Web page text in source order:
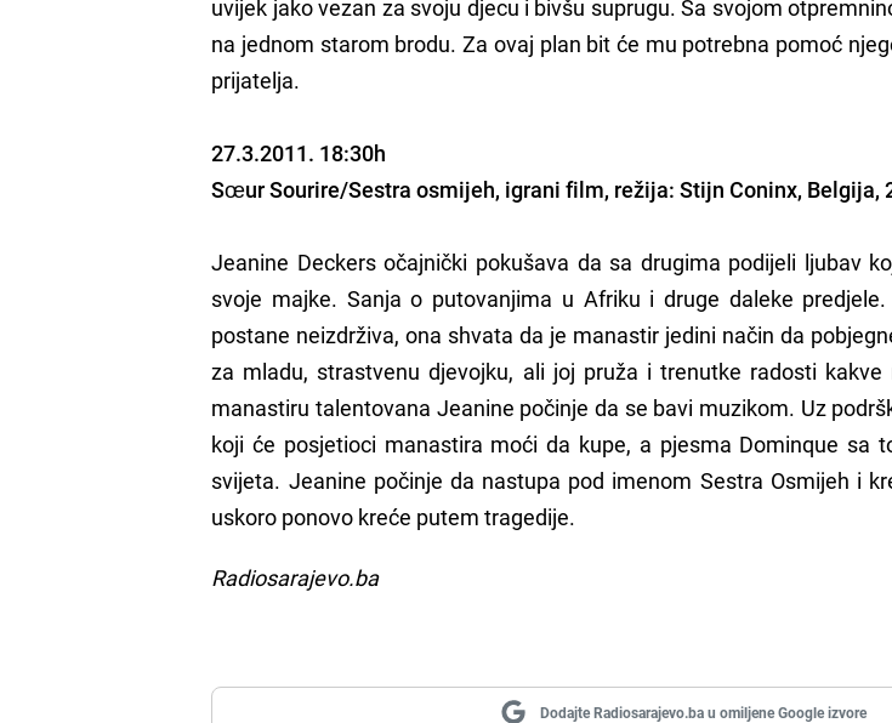
uvijek jako vezan za svoju djecu i bivšu suprugu. Sa svojom
na jednom starom brodu. Za ovaj plan bit će mu potrebna pomoć
prijatelja.
27.3.2011. 18:30h
Sœur Sourire/Sestra osmijeh, igrani film, režija: Stijn Coninx, Belgija,
Jeanine Deckers očajnički pokušava da sa drugima podijeli ljubav
svoje majke. Sanja o putovanjima u Afriku i druge daleke
postane neizdrživa, ona shvata da je manastir jedini način da
za mladu, strastvenu djevojku, ali joj pruža i trenutke radosti
manastiru talentovana Jeanine počinje da se bavi muzikom. Uz
koji će posjetioci manastira moći da kupe, a pjesma Dominque sa
svijeta. Jeanine počinje da nastupa pod imenom Sestra Osmijeh i
uskoro ponovo kreće putem tragedije.
Radiosarajevo.ba
Dodajte Radiosarajevo.ba u omiljene Google izvore